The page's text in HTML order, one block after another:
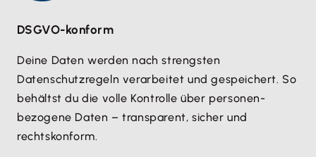
DSGVO-konform
Deine Daten werden nach strengsten
Datenschutzregeln verarbeitet und gespeichert. So
behältst du die volle Kontrolle über personen­
bezogene Daten – transparent, sicher und
rechtskonform.